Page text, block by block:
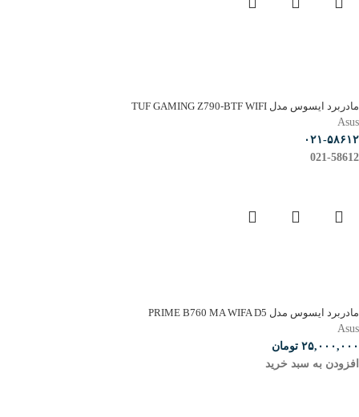
مادربرد ایسوس مدل TUF GAMING Z790-BTF WIFI
Asus
۰۲۱-۵۸۶۱۲
021-58612
مادربرد ایسوس مدل PRIME B760 MA WIFA D5
Asus
۲۵,۰۰۰,۰۰۰ تومان
افزودن به سبد خرید